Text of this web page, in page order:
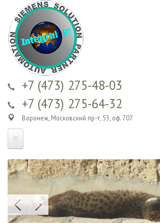
содержанию
+7 (473) 275-48-03
+7 (473) 275-64-32
Воронеж, Московский пр-т, 53, оф. 707